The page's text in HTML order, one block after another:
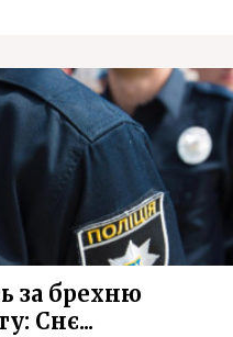
за брехню
Снє...